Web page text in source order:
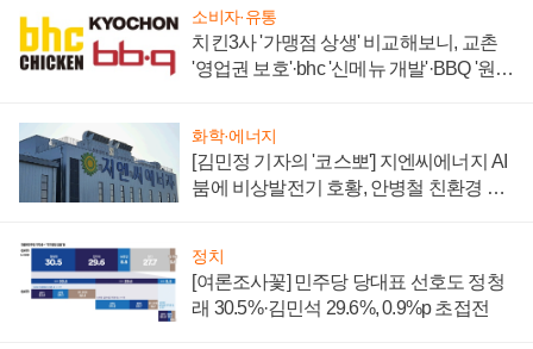
소비자·유통
치킨3사 '가맹점 상생' 비교해보니, 교촌
'영업권 보호'·bhc '신메뉴 개발'·BBQ '원가
화학·에너지
[김민정 기자의 '코스뽀'] 지엔씨에너지 AI
붐에 비상발전기 호황, 안병철 친환경 에
정치
[여론조사꽃] 민주당 당대표 선호도 정청
래 30.5%·김민석 29.6%, 0.9%p 초접전